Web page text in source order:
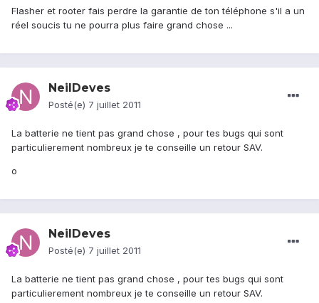
Flasher et rooter fais perdre la garantie de ton téléphone s'il a un
réel soucis tu ne pourra plus faire grand chose ...
NeilDeves
Posté(e) 7 juillet 2011
La batterie ne tient pas grand chose , pour tes bugs qui sont
particulierement nombreux je te conseille un retour SAV.
o
NeilDeves
Posté(e) 7 juillet 2011
La batterie ne tient pas grand chose , pour tes bugs qui sont
particulierement nombreux je te conseille un retour SAV.